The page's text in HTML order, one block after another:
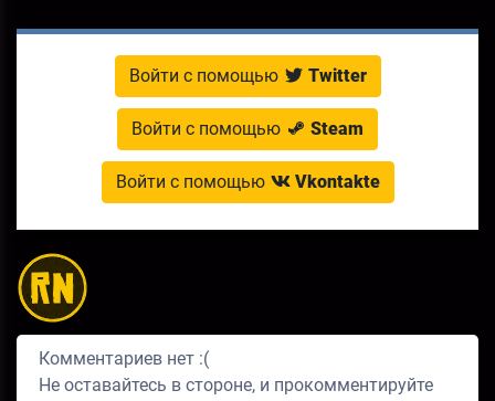
Войти с помощью Twitter
Войти с помощью Steam
Войти с помощью Vkontakte
Комментариев нет :(
Не оставайтесь в стороне, и прокомментируйте